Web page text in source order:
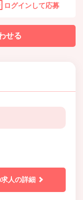
ログインして応募
せる
人の詳細